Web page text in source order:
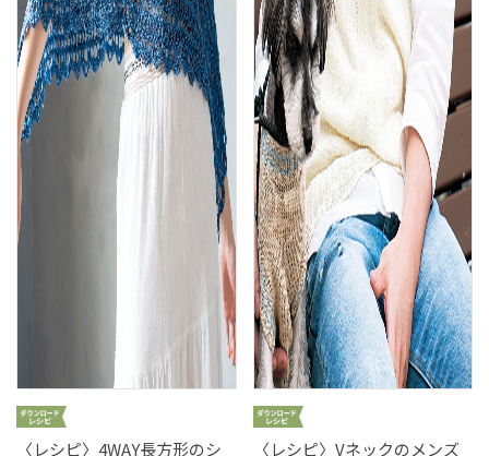
〈レシピ〉4WAY長方形のシ 〈レシピ〉Vネックのメンズ